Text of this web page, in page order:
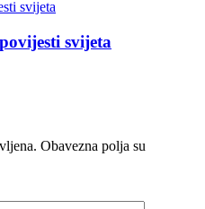
svijeta
Obavezna polja su